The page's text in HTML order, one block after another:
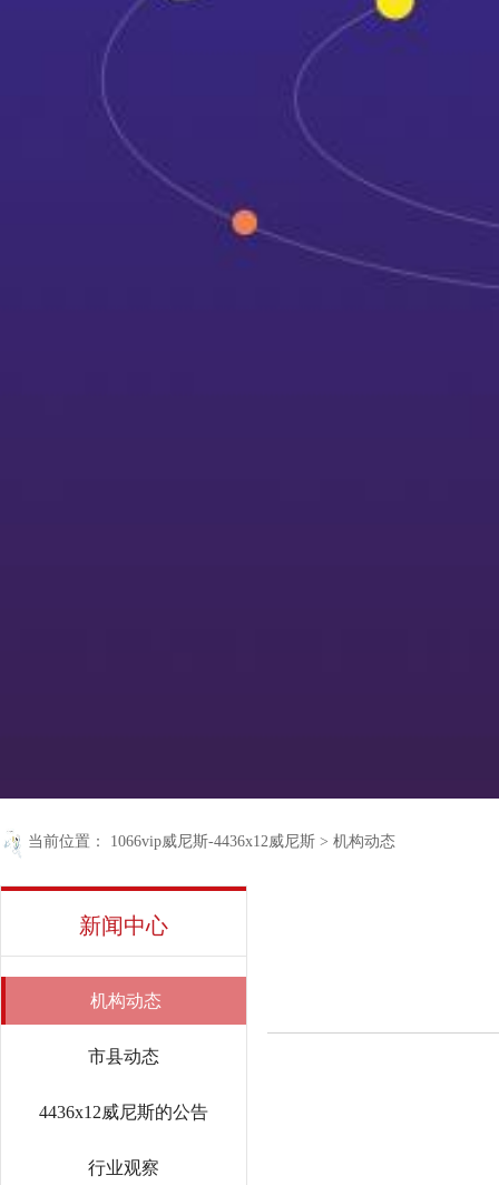
当前位置： 1066vip威尼斯-4436x12威尼斯 > 机构动态
新闻中心
机构动态
市县动态
4436x12威尼斯的公告
行业观察